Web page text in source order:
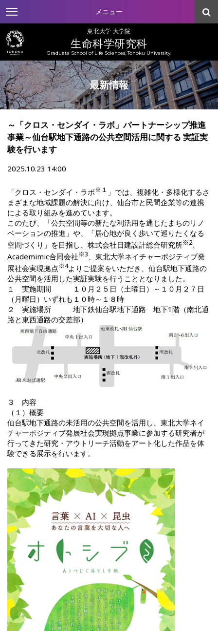
メニュー
東北大学 大学院
生命科学研究科
Graduate School of Life Sciences, Tohoku University.
最新情報
～「クロス・センダイ・ラボ」パートナーシップ推進
事業～仙台駅地下通路の公共空間活用に関する 実証実
験を行います
2025.10.23 14:00
「クロス・センダイ・ラボ※１ 」では、複雑化・多様化するさ
まざまな地域課題の解決に向け、仙台市と民間企業等の連携
による取り組みを進めています。
このたび、「公共空間等の新たな利活用を通じたまちのリノ
ベーションの推進」や、「居心地が良く歩いて巡りたくなる
空間づくり」を目指し、株式会社日建設計総合研究所※2
Academimic合同会社※3
、東北大学ネイチャーポジティブ発
展社会実現拠点※4よりご提案をいただき、仙台駅地下通路の
公共空間を活用した実証実験を行うこととなりました。
１ 実施期間 １０月２５日（土曜日）～１０月２７日
（月曜日）いずれも１０時～１８時
２ 実施場所 地下鉄仙台駅地下通路 地下1階（南北通
路と東西通路の交差部）
３ 内容
（１）概要
仙台駅地下通路の未活用の公共空間を活用し、東北大学ネイ
チャーポジティブ発展社会実現拠点事業に参加する研究者が
行ってきた研究・アウトリーチ活動をアート化した作品を体
験できる展示を行います。